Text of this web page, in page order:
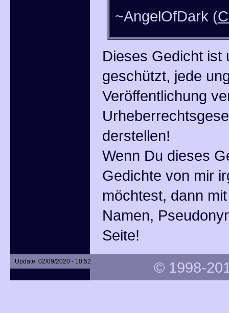
~AngelOfDark (
Dieses Gedicht ist
geschützt, jede
Veröffentlichung
derstellen!
Wenn Du dieses
Gedichte von mir
möchtest, dann
Namen,
Seite!
Update: 02/09/2020 - 10:52 © 1998-